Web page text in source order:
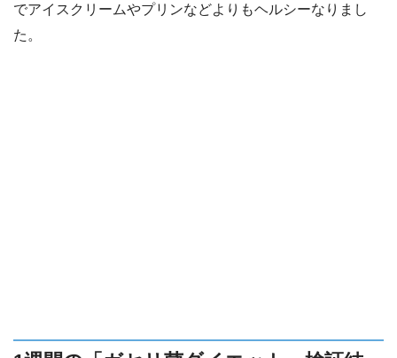
でアイスクリームやプリンなどよりもヘルシーなりまし
た。